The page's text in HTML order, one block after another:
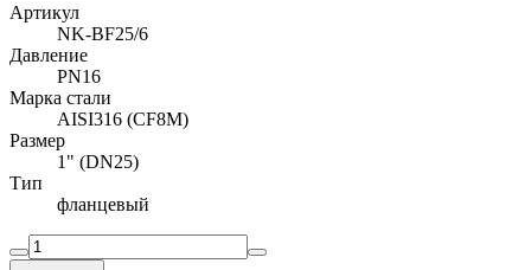
Артикул
NK-BF25/6
Давление
PN16
Марка стали
AISI316 (CF8M)
Размер
1" (DN25)
Тип
фланцевый